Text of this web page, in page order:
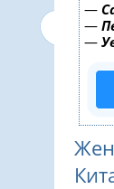
—
—
—